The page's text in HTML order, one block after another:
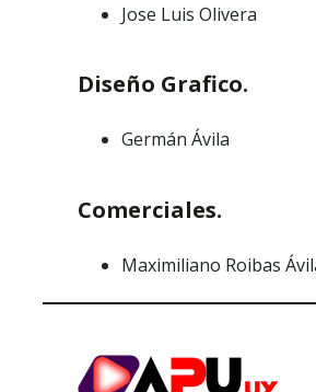
Jose Luis Olivera
Diseño Grafico.
Germán Ávila
Comerciales.
Maximiliano Roibas